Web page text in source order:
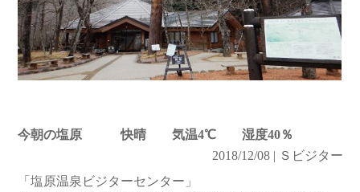
今朝の塩原 快晴 気温4℃ 湿度40％
2018/12/08 | Ｓビジター
「塩原温泉ビジターセンター」